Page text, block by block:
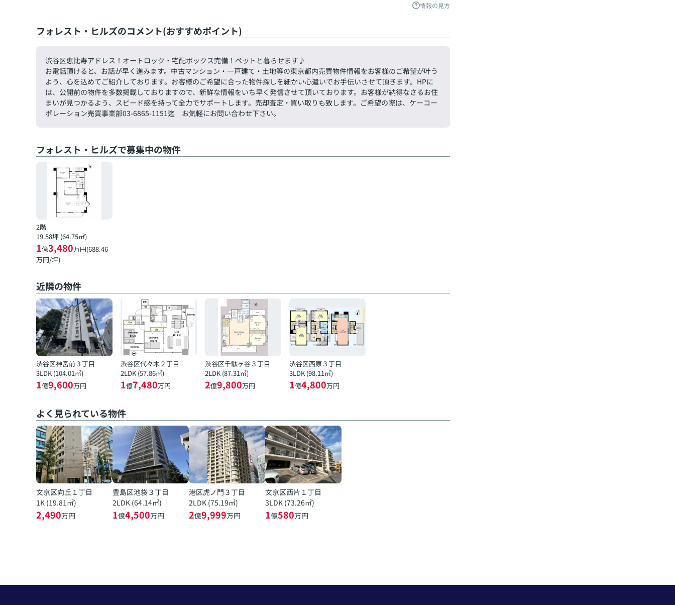
情報の見方
フォレスト・ヒルズのコメント(おすすめポイント)
渋谷区恵比寿アドレス！オートロック・宅配ボックス完備！ペットと暮らせます♪
お電話頂けると、お話が早く進みます。中古マンション・一戸建て・土地等の東京都内売買物件情報をお客様のご希望が叶う
よう、心を込めてご紹介しております。お客様のご希望に合った物件探しを細かい心遣いでお手伝いさせて頂きます。HPに
は、公開前の物件を多数掲載しておりますので、新鮮な情報をいち早く発信させて頂いております。お客様が納得なさるお住
まいが見つかるよう、スピード感を持って全力でサポートします。売却査定・買い取りも致します。ご希望の際は、ケーコー
ポレーション売買事業部03-6865-1151迄 お気軽にお問い合わせ下さい。
フォレスト・ヒルズで募集中の物件
2階
19.58坪 (64.75㎡)
1億3,480万円(688.46
万円/坪)
近隣の物件
渋谷区神宮前３丁目
3LDK (104.01㎡)
1億9,600万円
渋谷区代々木２丁目
2LDK (57.86㎡)
1億7,480万円
渋谷区千駄ヶ谷３丁目
2LDK (87.31㎡)
2億9,800万円
渋谷区西原３丁目
3LDK (98.11㎡)
1億4,800万円
よく見られている物件
文京区向丘１丁目
1K (19.81㎡)
2,490万円
豊島区池袋３丁目
2LDK (64.14㎡)
1億4,500万円
港区虎ノ門３丁目
2LDK (75.19㎡)
2億9,999万円
文京区西片１丁目
3LDK (73.26㎡)
1億580万円